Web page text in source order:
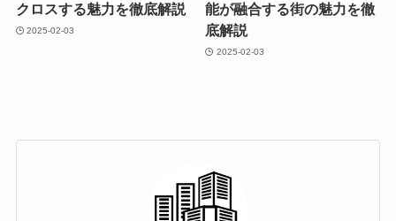
クロスする魅力を徹底解説
2025-02-03
能が融合する街の魅力を徹
底解説
2025-02-03